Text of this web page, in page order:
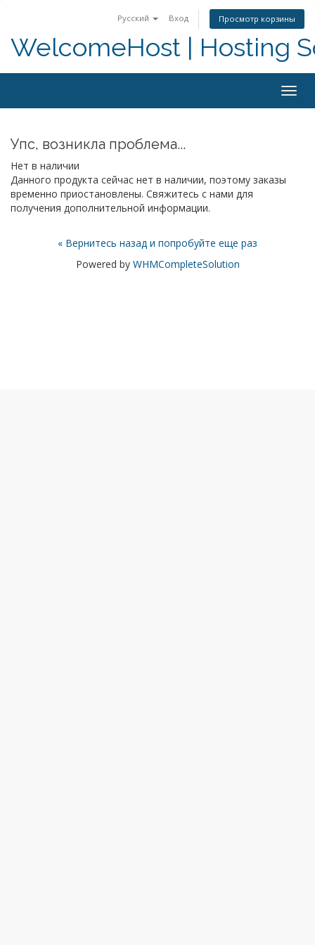
Русский Вход Просмотр корзины
WelcomeHost | Hosting
Упс, возникла проблема...
Нет в наличии
Данного продукта сейчас нет в наличии, поэтому заказы
временно приостановлены. Свяжитесь с нами для
получения дополнительной информации.
« Вернитесь назад и попробуйте еще раз
Powered by WHMCompleteSolution